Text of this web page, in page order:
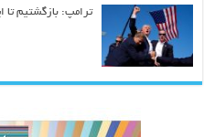
ترامپ: بازگشتیم تا